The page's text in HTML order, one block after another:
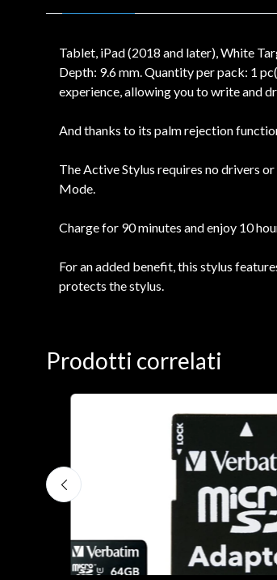
Tablet, iPad (2018 and later), White
Depth: 9.6 mm. Quantity per pack: 1
experience, allowing you to write and
And thanks to its palm rejection
The Active Stylus requires no drivers
Mode.
Charge for 90 minutes and enjoy 10
For an added benefit, this stylus
protects the stylus.
Prodotti correlati